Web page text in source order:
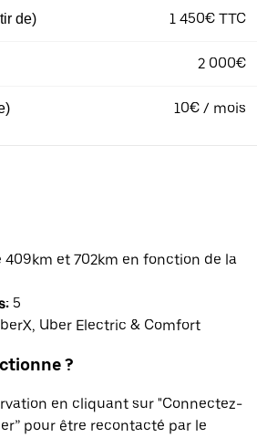
de) 1 450€ TTC
2 000€
10€ / mois
409km et 702km en fonction de la
5
Uber Electric & Comfort
?
en cliquant sur "Connectez-
pour être recontacté par le